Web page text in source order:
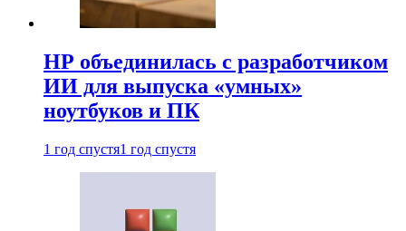
HP объединилась с разработчиком
ИИ для выпуска «умных»
ноутбуков и ПК
1 год спустя1 год спустя